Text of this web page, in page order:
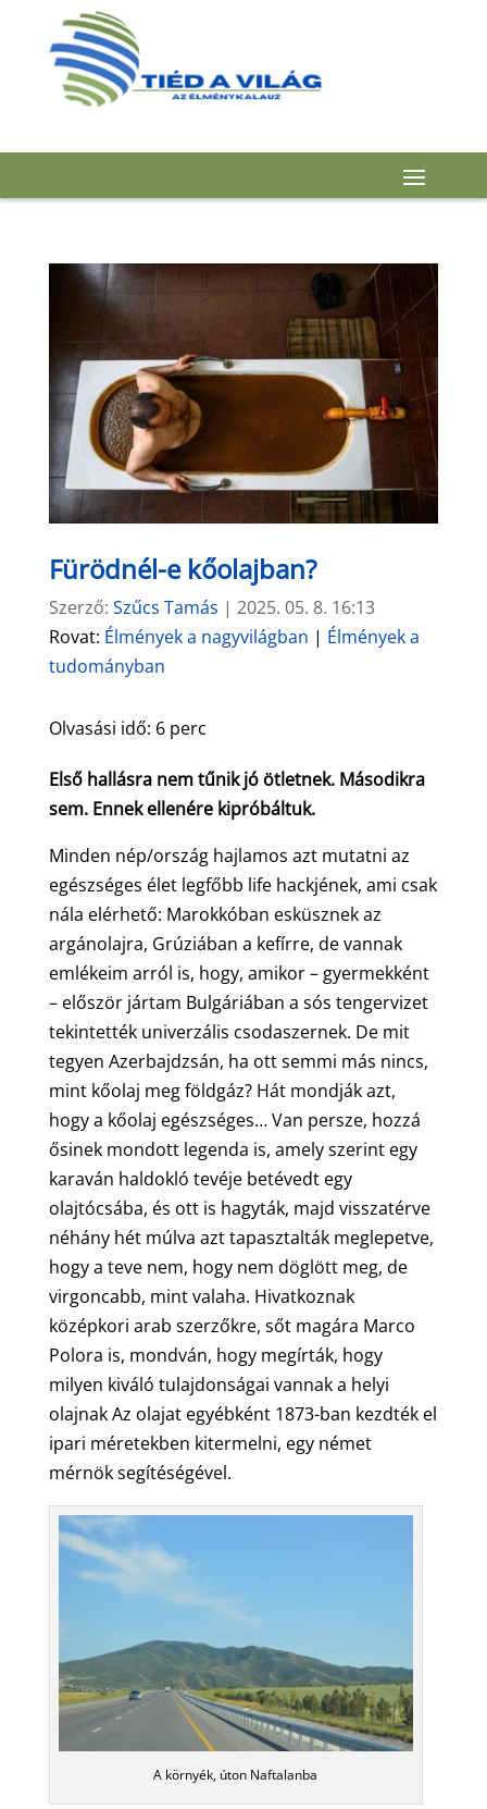
Fürödnél-e kőolajban?
Szerző: Szűcs Tamás | 2025. 05. 8. 16:13
Rovat: Élmények a nagyvilágban | Élmények a
tudományban
Olvasási idő: 6 perc
Első hallásra nem tűnik jó ötletnek. Másodikra
sem. Ennek ellenére kipróbáltuk.
Minden nép/ország hajlamos azt mutatni az
egészséges élet legfőbb life hackjének, ami csak
nála elérhető: Marokkóban esküsznek az
argánolajra, Grúziában a kefírre, de vannak
emlékeim arról is, hogy, amikor – gyermekként
– először jártam Bulgáriában a sós tengervizet
tekintették univerzális csodaszernek. De mit
tegyen Azerbajdzsán, ha ott semmi más nincs,
mint kőolaj meg földgáz? Hát mondják azt,
hogy a kőolaj egészséges… Van persze, hozzá
ősinek mondott legenda is, amely szerint egy
karaván haldokló tevéje betévedt egy
olajtócsába, és ott is hagyták, majd visszatérve
néhány hét múlva azt tapasztalták meglepetve,
hogy a teve nem, hogy nem döglött meg, de
virgoncabb, mint valaha. Hivatkoznak
középkori arab szerzőkre, sőt magára Marco
Polora is, mondván, hogy megírták, hogy
milyen kiváló tulajdonságai vannak a helyi
olajnak Az olajat egyébként 1873-ban kezdték el
ipari méretekben kitermelni, egy német
mérnök segítéségével.
A környék, úton Naftalanba